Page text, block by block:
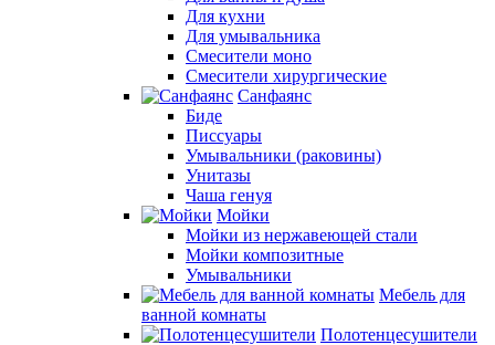
Для кухни
Для умывальника
Смесители моно
Смесители хирургические
Санфаянс
Биде
Писсуары
Умывальники (раковины)
Унитазы
Чаша генуя
Мойки
Мойки из нержавеющей стали
Мойки композитные
Умывальники
Мебель для
ванной комнаты
Полотенцесушители